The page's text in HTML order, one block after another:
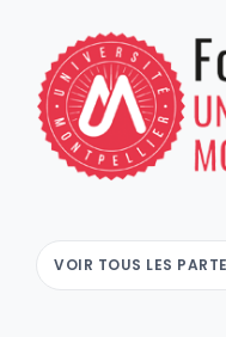
VOIR TOUS LES